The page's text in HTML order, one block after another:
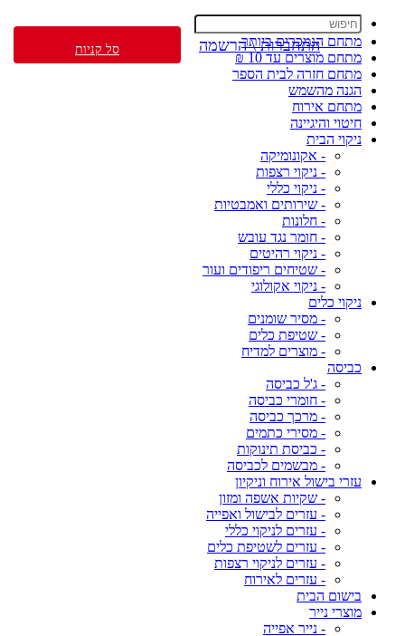
מתחם הנמכרים ביותר
מתחם מוצרים עד 10 ₪
מתחם חזרה לבית הספר
הגנה מהשמש
מתחם אירוח
חיטוי והיגיינה
ניקוי הבית
- אקונומיקה
- ניקוי רצפות
- ניקוי כללי
- שירותים ואמבטיות
- חלונות
- חומר נגד עובש
- ניקוי רהיטים
- שטיחים ריפודים ועור
- ניקוי אקולוגי
ניקוי כלים
- מסיר שומנים
- שטיפת כלים
- מוצרים למדיח
כביסה
- ג'ל כביסה
- חומרי כביסה
- מרכך כביסה
- מסירי כתמים
- כביסת תינוקות
- מבשמים לכביסה
עזרי בישול אירוח וניקיון
- שקיות אשפה ומזון
- עזרים לבישול ואפייה
- עזרים לניקוי כללי
- עזרים לשטיפת כלים
- עזרים לניקוי רצפות
- עזרים לאירוח
בישום הבית
מוצרי נייר
- נייר אפייה
התחברות \ הרשמה סל קניות